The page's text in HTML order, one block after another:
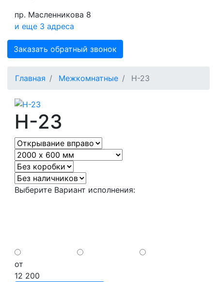
пр. Масленникова 8
и еще 3 адреса
Заказать обратный звонок
Главная Межкомнатные Н-23
Н-23
Выберите Вариант исполнения:
от
12 200